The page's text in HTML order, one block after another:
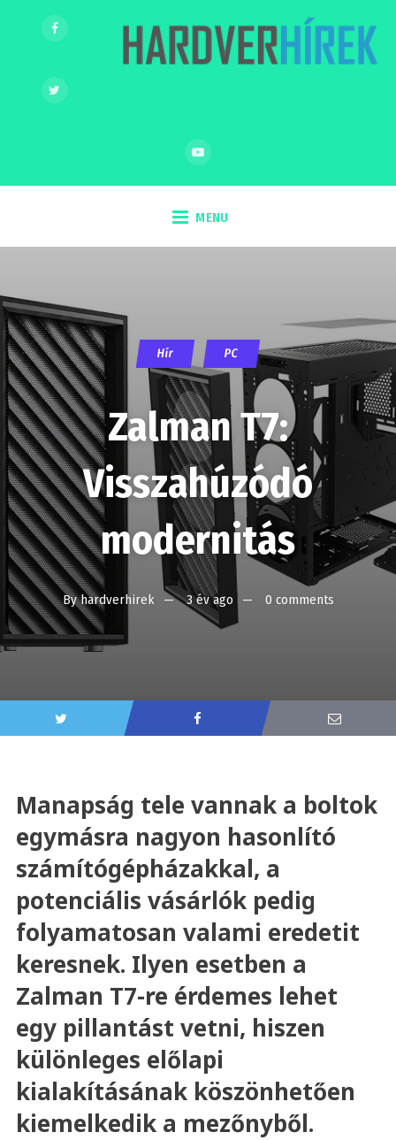
MENU
Hír PC
Zalman T7:
Visszahúzódó
modernitás
Byhardverhirek 3 év ago 0 comments
Manapság tele vannak a boltok
egymásra nagyon hasonlító
számítógépházakkal, a
potenciális vásárlók pedig
folyamatosan valami eredetit
keresnek. Ilyen esetben a
Zalman T7-re érdemes lehet
egy pillantást vetni, hiszen
különleges előlapi
kialakításának köszönhetően
kiemelkedik a mezőnyből.